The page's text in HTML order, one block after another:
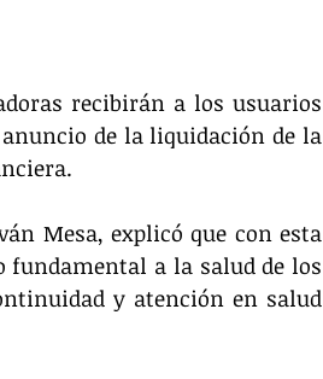
recibirán a los usuarios
de la liquidación de la
Mesa, explicó que con esta
fundamental a la salud de los
y atención en salud